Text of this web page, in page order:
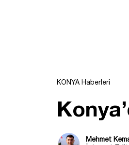
KONYA Haberleri
Mehmet